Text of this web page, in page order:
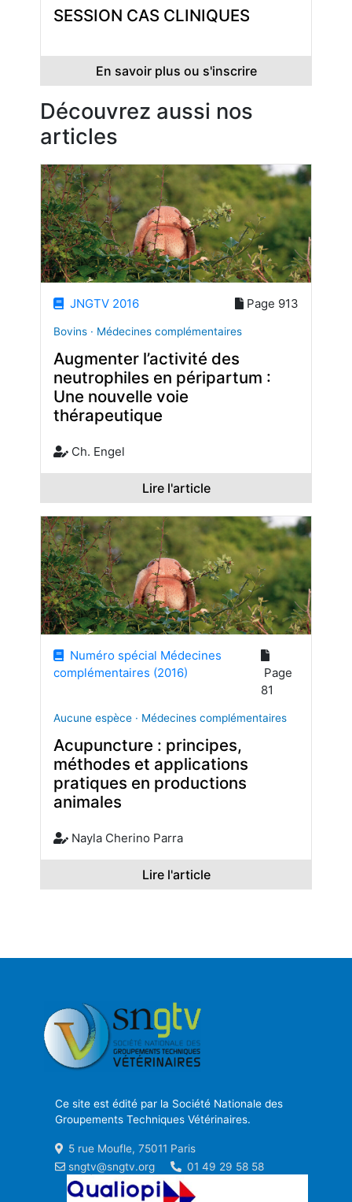
SESSION CAS CLINIQUES
En savoir plus ou s'inscrire
Découvrez aussi nos
articles
JNGTV 2016 Page 913
Bovins · Médecines complémentaires
Augmenter l’activité des
neutrophiles en péripartum :
Une nouvelle voie
thérapeutique
Ch. Engel
Lire l'article
Numéro spécial Médecines
complémentaires (2016)
Page
81
Aucune espèce · Médecines complémentaires
Acupuncture : principes,
méthodes et applications
pratiques en productions
animales
Nayla Cherino Parra
Lire l'article
Ce site est édité par la Société Nationale des
Groupements Techniques Vétérinaires.
5 rue Moufle, 75011 Paris
sngtv@sngtv.org
01 49 29 58 58